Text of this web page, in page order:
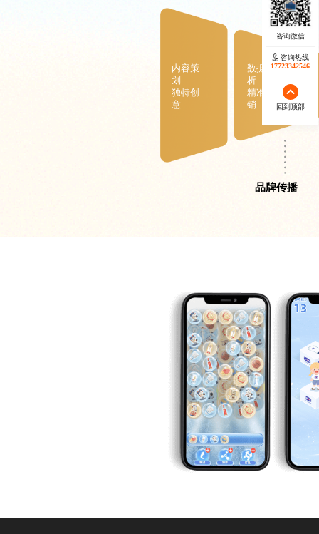
内容策
划
独特创
意
数据分
析
精准营
销
品牌传播
咨询热线
17723342546
回到顶部